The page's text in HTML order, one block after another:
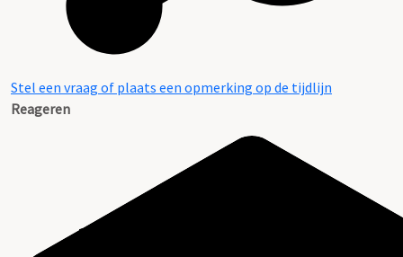
Stel een vraag of plaats een opmerking op de tijdlijn
Reageren